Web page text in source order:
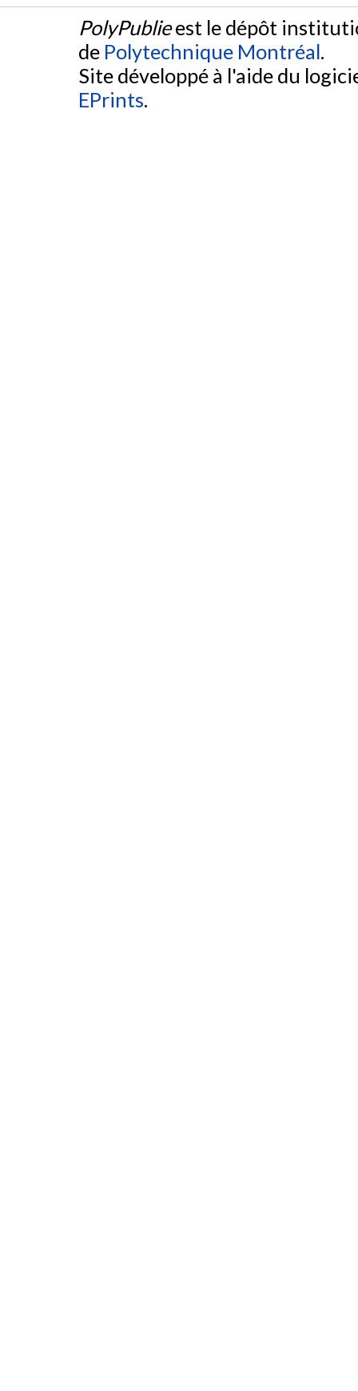
PolyPublieest le dépôt
de Polytechnique Montréal.
Site développé à l'aide du
EPrints.